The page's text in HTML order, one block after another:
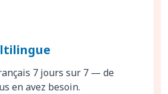
7 jours sur 7 — de
en avez besoin.